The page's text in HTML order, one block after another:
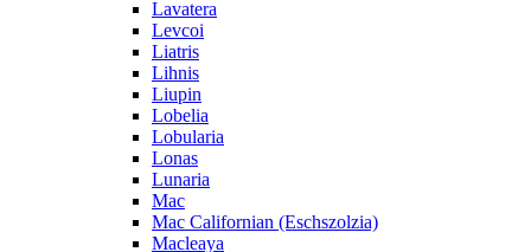
Lavatera
Levcoi
Liatris
Lihnis
Liupin
Lobelia
Lobularia
Lonas
Lunaria
Mac
Mac Californian (Eschszolzia)
Macleaya